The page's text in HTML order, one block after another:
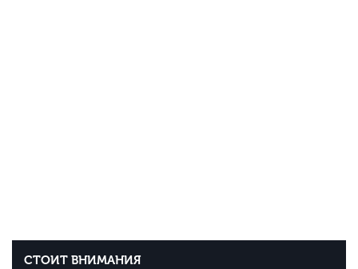
СТОИТ ВНИМАНИЯ